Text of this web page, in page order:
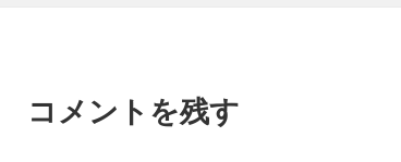
コメントを残す